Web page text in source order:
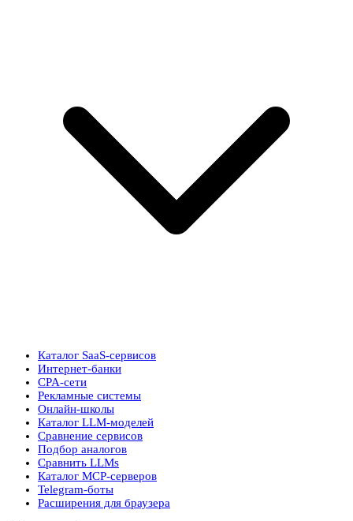
Каталог SaaS-сервисов
Интернет-банки
CPA-сети
Рекламные системы
Онлайн-школы
Каталог LLM-моделей
Сравнение сервисов
Подбор аналогов
Сравнить LLMs
Каталог MCP-серверов
Telegram-боты
Расширения для браузера